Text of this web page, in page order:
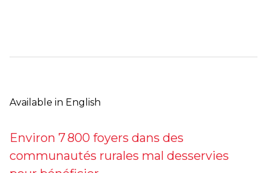
Available in English
Environ 7 800 foyers dans des
communautés rurales mal desservies